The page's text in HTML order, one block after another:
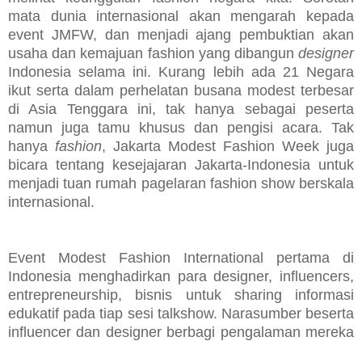
mata dunia internasional akan mengarah kepada
event JMFW, dan menjadi ajang pembuktian akan
usaha dan kemajuan fashion yang dibangun designer
Indonesia selama ini. Kurang lebih ada 21 Negara
ikut serta dalam perhelatan busana modest terbesar
di Asia Tenggara ini, tak hanya sebagai peserta
namun juga tamu khusus dan pengisi acara. Tak
hanya fashion, Jakarta Modest Fashion Week juga
bicara tentang kesejajaran Jakarta-Indonesia untuk
menjadi tuan rumah pagelaran fashion show berskala
internasional.
Event Modest Fashion International pertama di
Indonesia menghadirkan para designer, influencers,
entrepreneurship, bisnis untuk sharing informasi
edukatif pada tiap sesi talkshow. Narasumber beserta
influencer dan designer berbagi pengalaman mereka